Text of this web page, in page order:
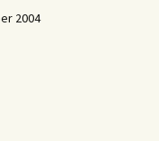
2004